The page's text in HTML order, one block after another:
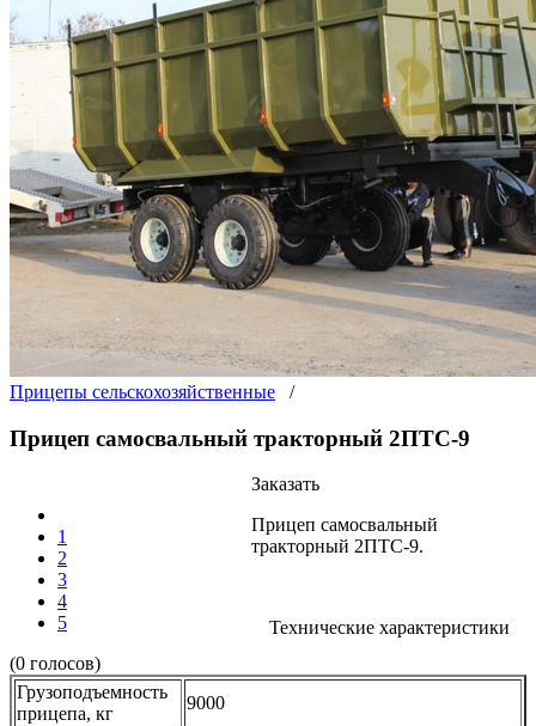
Прицепы сельскохозяйственные /
Прицеп самосвальный тракторный 2ПТС-9
1
2
3
4
5
(0 голосов)
Заказать
Прицеп самосвальный
тракторный 2ПТС-9.
Технические характеристики
Грузоподъемность
прицепа, кг
9000